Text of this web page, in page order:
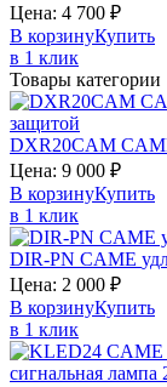
Цена: 4 700 ₽
В корзинуКупить
в 1 клик
Товары категории
DXR20CAM
Цена: 9 000 ₽
В корзинуКупить
в 1 клик
DIR-PN CAME
Цена: 2 000 ₽
В корзинуКупить
в 1 клик
сигнальная лампа